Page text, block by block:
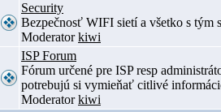
Security
Bezpečnosť WIFI sietí a všetko s tým
Moderatorkiwi
ISP Forum
Fórum určené pre ISP resp
potrebujú si vymieňať citlivé
Moderatorkiwi